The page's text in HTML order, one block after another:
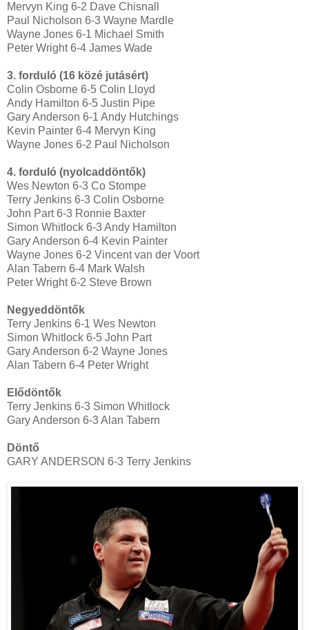
Mervyn King 6-2 Dave Chisnall
Paul Nicholson 6-3 Wayne Mardle
Wayne Jones 6-1 Michael Smith
Peter Wright 6-4 James Wade
3. forduló (16 közé jutásért)
Colin Osborne 6-5 Colin Lloyd
Andy Hamilton 6-5 Justin Pipe
Gary Anderson 6-1 Andy Hutchings
Kevin Painter 6-4 Mervyn King
Wayne Jones 6-2 Paul Nicholson
4. forduló (nyolcaddöntők)
Wes Newton 6-3 Co Stompe
Terry Jenkins 6-3 Colin Osborne
John Part 6-3 Ronnie Baxter
Simon Whitlock 6-3 Andy Hamilton
Gary Anderson 6-4 Kevin Painter
Wayne Jones 6-2 Vincent van der Voort
Alan Tabern 6-4 Mark Walsh
Peter Wright 6-2 Steve Brown
Negyeddöntők
Terry Jenkins 6-1 Wes Newton
Simon Whitlock 6-5 John Part
Gary Anderson 6-2 Wayne Jones
Alan Tabern 6-4 Peter Wright
Elődöntők
Terry Jenkins 6-3 Simon Whitlock
Gary Anderson 6-3 Alan Tabern
Döntő
GARY ANDERSON 6-3 Terry Jenkins